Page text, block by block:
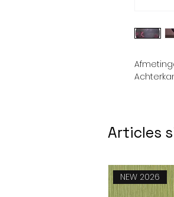
Articles
NEW 2026